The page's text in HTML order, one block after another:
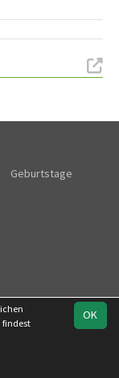
Geburtstage
OK
findest